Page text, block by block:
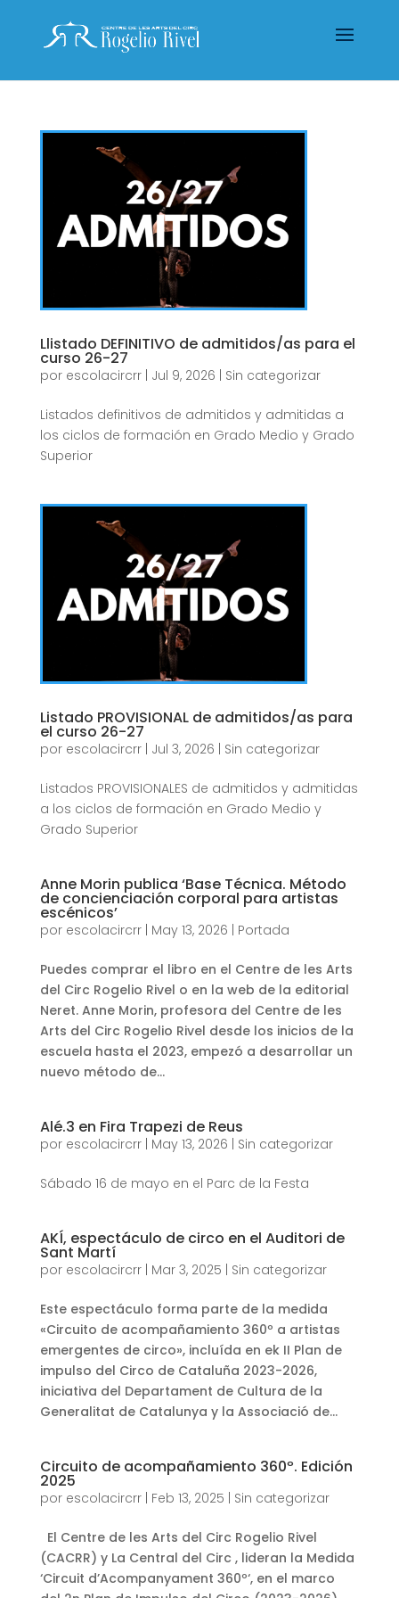
Llistado DEFINITIVO de admitidos/as para el
curso 26-27
por escolacircrr| Jul 9, 2026 Sin categorizar
Listados definitivos de admitidos y admitidas a
los ciclos de formación en Grado Medio y Grado
Superior
Listado PROVISIONAL de admitidos/as para
el curso 26-27
por escolacircrr| Jul 3, 2026 Sin categorizar
Listados PROVISIONALES de admitidos y admitidas
a los ciclos de formación en Grado Medio y
Grado Superior
Anne Morin publica ‘Base Técnica. Método
de concienciación corporal para artistas
escénicos’
por escolacircrr| May 13, 2026 Portada
Puedes comprar el libro en el Centre de les Arts
del Circ Rogelio Rivel o en la web de la editorial
Neret. Anne Morin, profesora del Centre de les
Arts del Circ Rogelio Rivel desde los inicios de la
escuela hasta el 2023, empezó a desarrollar un
nuevo método de...
Alé.3 en Fira Trapezi de Reus
por escolacircrr| May 13, 2026 Sin categorizar
Sábado 16 de mayo en el Parc de la Festa
AKÍ, espectáculo de circo en el Auditori de
Sant Martí
por escolacircrr| Mar 3, 2025 Sin categorizar
Este espectáculo forma parte de la medida
«Circuito de acompañamiento 360º a artistas
emergentes de circo», incluída en ek II Plan de
impulso del Circo de Cataluña 2023-2026,
iniciativa del Departament de Cultura de la
Generalitat de Catalunya y la Associació de...
Circuito de acompañamiento 360º. Edición
2025
por escolacircrr| Feb 13, 2025 Sin categorizar
El Centre de les Arts del Circ Rogelio Rivel
(CACRR) y La Central del Circ , lideran la Medida
‘Circuit d’Acompanyament 360º‘, en el marco